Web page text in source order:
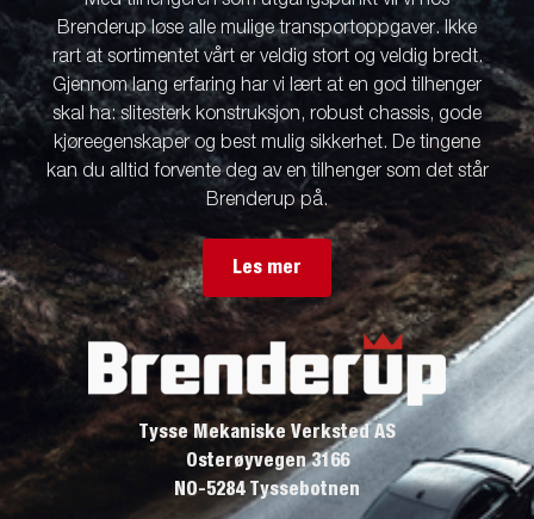
Brenderup løse alle mulige transportoppgaver. Ikke
rart at sortimentet vårt er veldig stort og veldig bredt.
Gjennom lang erfaring har vi lært at en god tilhenger
skal ha: slitesterk konstruksjon, robust chassis, gode
kjøreegenskaper og best mulig sikkerhet. De tingene
kan du alltid forvente deg av en tilhenger som det står
Brenderup på.
Les mer
Tysse Mekaniske Verksted AS
Osterøyvegen 3166
NO-5284 Tyssebotnen